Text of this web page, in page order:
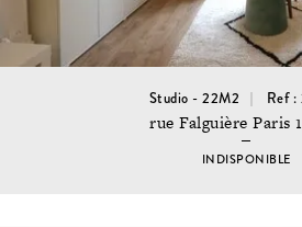
Studio - 22M2 Ref :
rue Falguière Paris
INDISPONIBLE